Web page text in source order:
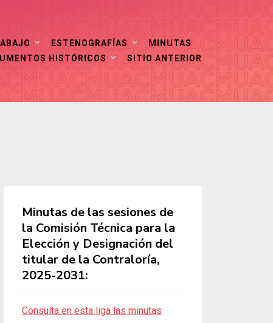
ESTENOGRAFÍAS
MINUTAS
HISTÓRICOS SITIO ANTERIOR
Minutas de las sesiones de
la Comisión Técnica para la
Elección y Designación del
titular de la Contraloría,
2025-2031:
Consulta en esta liga las minutas